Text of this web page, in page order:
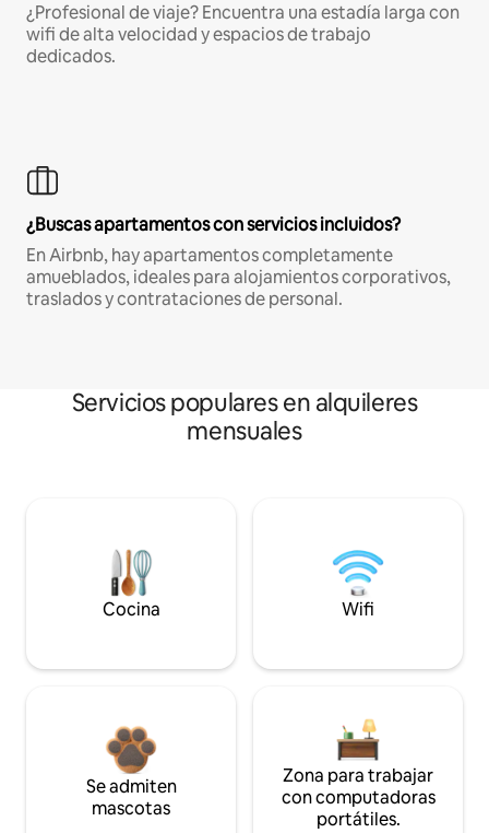
¿Profesional de viaje? Encuentra una estadía larga con
wifi de alta velocidad y espacios de trabajo
dedicados.
¿Buscas apartamentos con servicios incluidos?
En Airbnb, hay apartamentos completamente
amueblados, ideales para alojamientos corporativos,
traslados y contrataciones de personal.
Servicios populares en alquileres
mensuales
Cocina Wifi
Se admiten
mascotas
Zona para trabajar
con computadoras
portátiles.